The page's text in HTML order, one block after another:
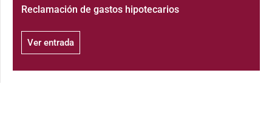
Reclamación de gastos hipotecarios
Ver entrada